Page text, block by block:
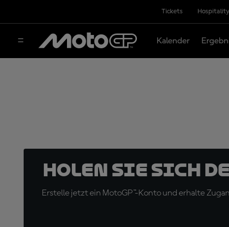
Tickets Hospitality
Kalender
Holen Sie sich
Erstelle jetzt ein MotoGP™-Konto und erhalte